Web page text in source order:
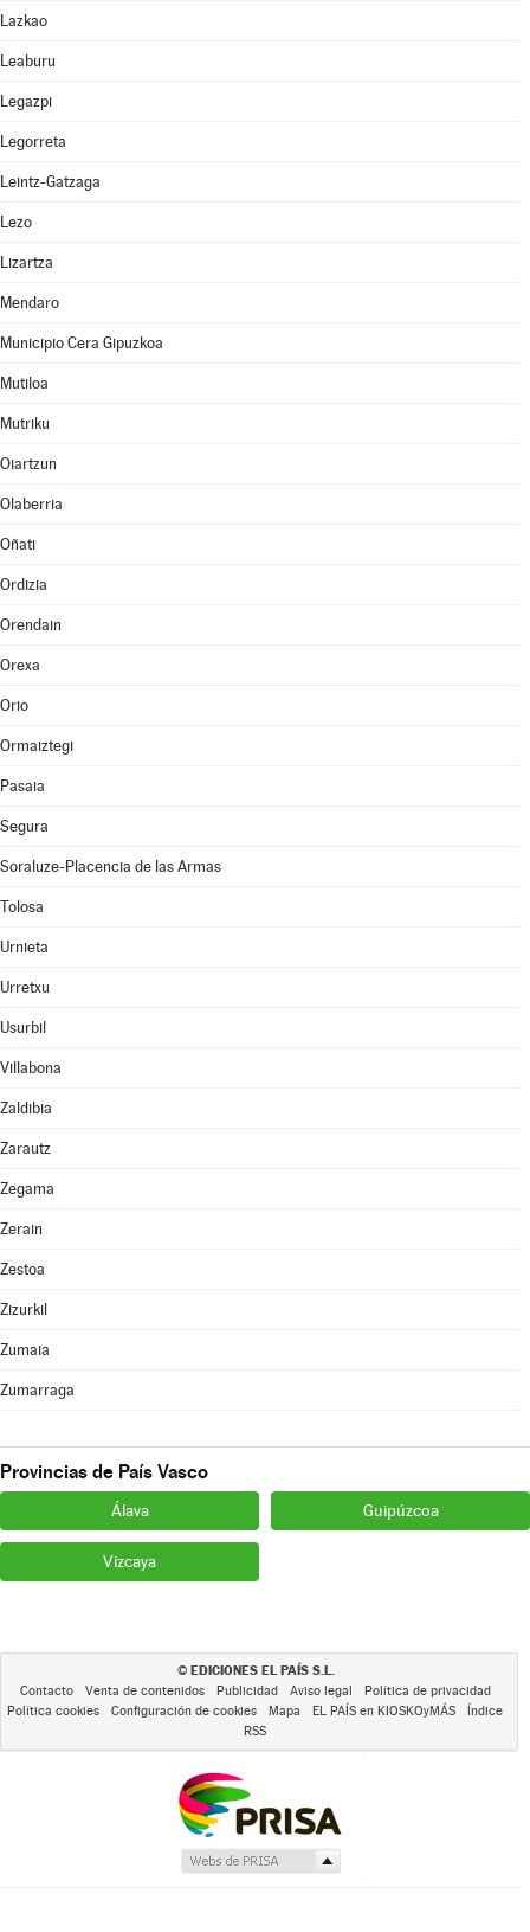
Lazkao
Leaburu
Legazpi
Legorreta
Leintz-Gatzaga
Lezo
Lizartza
Mendaro
Municipio Cera Gipuzkoa
Mutiloa
Mutriku
Oiartzun
Olaberria
Oñati
Ordizia
Orendain
Orexa
Orio
Ormaiztegi
Pasaia
Segura
Soraluze-Placencia de las Armas
Tolosa
Urnieta
Urretxu
Usurbil
Villabona
Zaldibia
Zarautz
Zegama
Zerain
Zestoa
Zizurkil
Zumaia
Zumarraga
Provincias de País Vasco
Álava Guipúzcoa
Vizcaya
© EDICIONES EL PAÍS S.L.
Contacto Venta de contenidos Publicidad Aviso legal
Política de privacidad
Política cookies
Configuración de cookies Mapa EL PAÍS en KIOSKOyMÁS
Índice
RSS